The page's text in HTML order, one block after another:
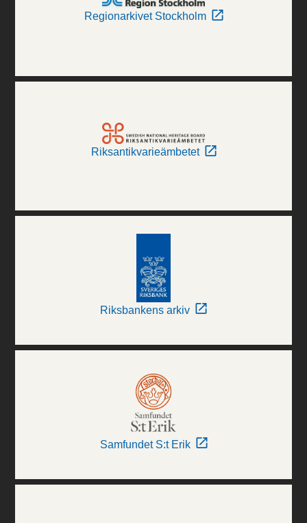
Regionarkivet Stockholm
Riksantikvarieämbetet
Riksbankens arkiv
Samfundet S:t Erik